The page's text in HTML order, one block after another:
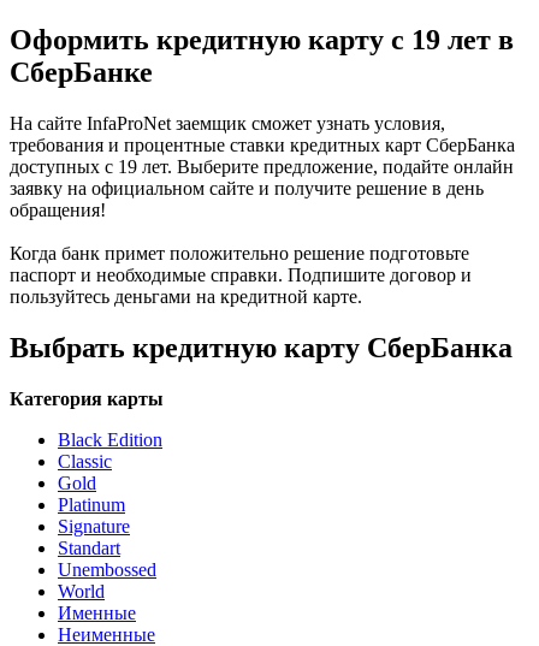
Оформить кредитную карту с 19 лет в
СберБанке
На сайте InfaProNet заемщик сможет узнать условия,
требования и процентные ставки кредитных карт СберБанка
доступных с 19 лет. Выберите предложение, подайте онлайн
заявку на официальном сайте и получите решение в день
обращения!
Когда банк примет положительно решение подготовьте
паспорт и необходимые справки. Подпишите договор и
пользуйтесь деньгами на кредитной карте.
Выбрать кредитную карту СберБанка
Категория карты
Black Edition
Classic
Gold
Platinum
Signature
Standart
Unembossed
World
Именные
Неименные